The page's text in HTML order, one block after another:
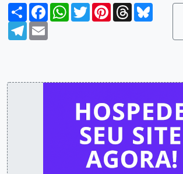
Compartilhar
FacebookWhatsApp
TwitterPinterest
Threads
Telegram
Email